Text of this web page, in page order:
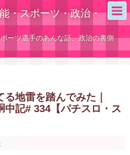
・スポーツ・政治・
ーツ選手のあんな話、政治の裏側
地雷を踏んでみた｜
中記# 334【パチスロ・ス